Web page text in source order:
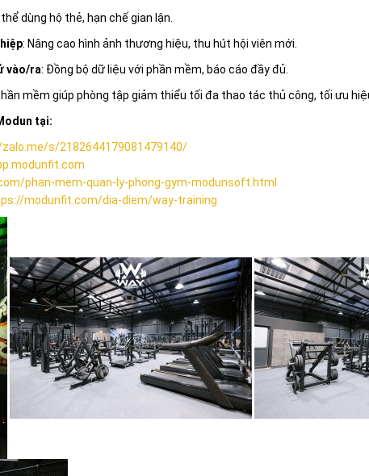
dùng hộ thẻ, hạn chế gian lận.
: Nâng cao hình ảnh thương hiệu, thu hút hội viên mới.
vào/ra: Đồng bộ dữ liệu với phần mềm, báo cáo đầy đủ.
mềm giúp phòng tập giảm thiểu tối đa thao tác thủ công, tối ưu
tại:
s/2182644179081479140/
phan-mem-quan-ly-phong-gym-modunsoft.html
modunfit.com/dia-diem/way-training